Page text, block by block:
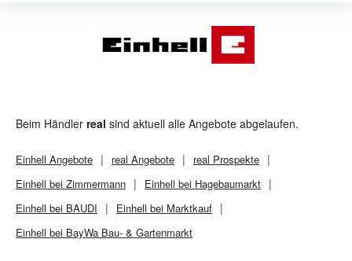
Beim Händler real sind aktuell alle Angebote abgelaufen.
Einhell Angebote real Angebote real Prospekte
Einhell bei Zimmermann
Einhell bei Hagebaumarkt
Einhell bei BAUDI
Einhell bei Marktkauf
Einhell bei BayWa Bau- & Gartenmarkt